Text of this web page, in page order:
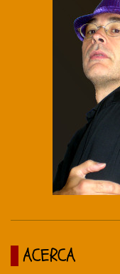
ACERCA